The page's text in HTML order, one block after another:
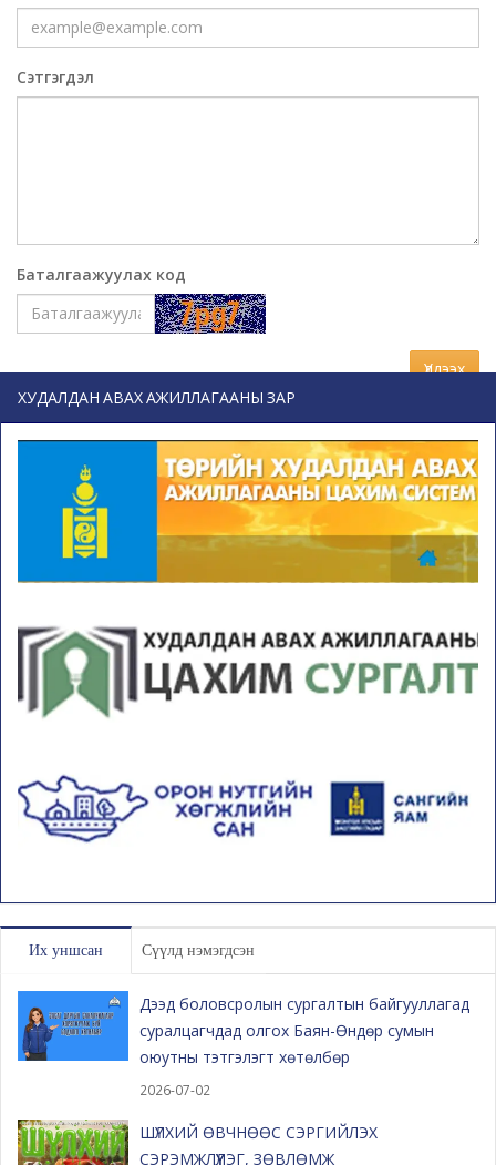
Сэтгэгдэл
Баталгаажуулах код
Үлдээх
ХУДАЛДАН АВАХ АЖИЛЛАГААНЫ ЗАР
Их уншсан Сүүлд нэмэгдсэн
Дээд боловсролын сургалтын байгууллагад
суралцагчдад олгох Баян-Өндөр сумын
оюутны тэтгэлэгт хөтөлбөр
2026-07-02
ШҮЛХИЙ ӨВЧНӨӨС СЭРГИЙЛЭХ
СЭРЭМЖЛҮҮЛЭГ, ЗӨВЛӨМЖ